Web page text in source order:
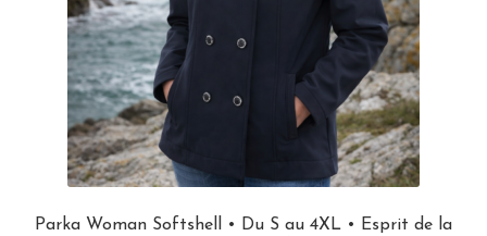
Parka Woman Softshell • Du S au 4XL • Esprit de la